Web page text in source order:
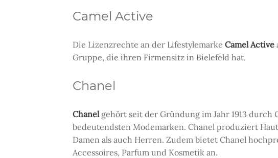
Camel Active
Die Lizenzrechte an der Lifestylemarke Camel Active
Gruppe, die ihren Firmensitz in Bielefeld hat.
Chanel
Chanelgehört seit der Gründung im Jahr 1913 durch
bedeutendsten Modemarken. Chanel produziert
Damen als auch Herren. Zudem bietet Chanel
Accessoires, Parfum und Kosmetik an.